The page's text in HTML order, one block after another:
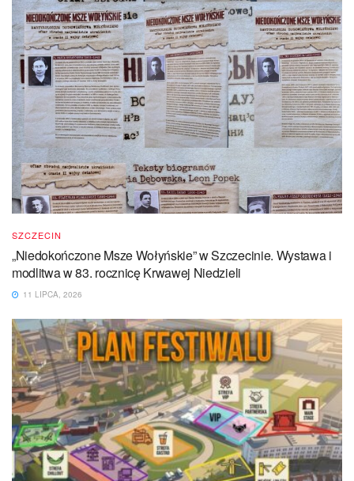
SZCZECIN
„Niedokończone Msze Wołyńskie” w Szczecinie. Wystawa i
modlitwa w 83. rocznicę Krwawej Niedzieli
11 LIPCA, 2026